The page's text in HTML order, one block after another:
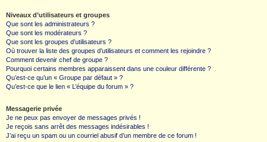
Niveaux d’utilisateurs et groupes
Que sont les administrateurs ?
Que sont les modérateurs ?
Que sont les groupes d’utilisateurs ?
Où trouver la liste des groupes d’utilisateurs et comment les rejoindre ?
Comment devenir chef de groupe ?
Pourquoi certains membres apparaissent dans une couleur différente ?
Qu’est-ce qu’un « Groupe par défaut » ?
Qu’est-ce que le lien « L’équipe du forum » ?
Messagerie privée
Je ne peux pas envoyer de messages privés !
Je reçois sans arrêt des messages indésirables !
J’ai reçu un spam ou un courriel abusif d’un membre de ce forum !